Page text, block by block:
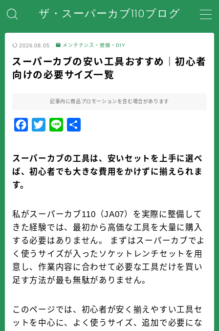
ザ・スーパーカブ110ブログ
MENU
ホーム
安全対策・事故防止
装備・アクセサリー
バイク屋・購入
ツーリング・日常
コラム・カルチャー
2026.08.05 メンテナンス・整備・DIY
スーパーカブの安い工具おすすめ｜初心者
向けの必要サイズ一覧
記事内に商品プロモーションを含む場合があります
e
k
T
e
スーパーカブの工具は、安いセットを上手に選べ
ば、初心者でも大きな費用をかけずに揃えられま
す。
私がスーパーカブ110（JA07）を実際に整備して
きた経験では、最初から高価な工具を大量に購入
する必要はありません。 まずはスーパーカブでよ
く使うサイズが入ったソケットレンチセットを用
意し、作業内容に合わせて必要な工具だけを買い
足す方法が最も無駄がありません。
このページでは、初心者が安く揃えやすい工具セ
ットを中心に、よく使うサイズ、追加で必要にな